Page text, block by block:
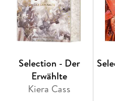
Wunderschöne
schimmernder
Innenklappen
Ein mitreißendes
Love
Team Aspen?
Selection - Der
Erwählte
Kiera Cass